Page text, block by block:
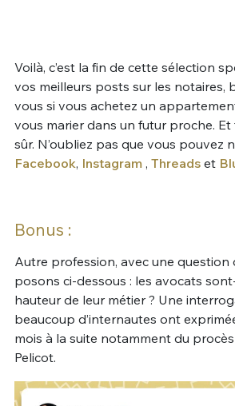
Voilà, c’est la fin de cette sélection
vos meilleurs posts sur les notaires,
vous si vous achetez un
vous marier dans un futur proche.
sûr. N’oubliez pas que vous pouvez
Facebook, Instagram , Threadset
Bonus :
Autre profession, avec une question
posons ci-dessous : les avocats
hauteur de leur métier ? Une
beaucoup d’internautes ont
mois à la suite notamment du
Pelicot.